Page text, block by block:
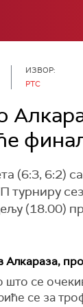
ИЗВОР:
РТС
(6:3, 6:2)
(18.00)
се
се за